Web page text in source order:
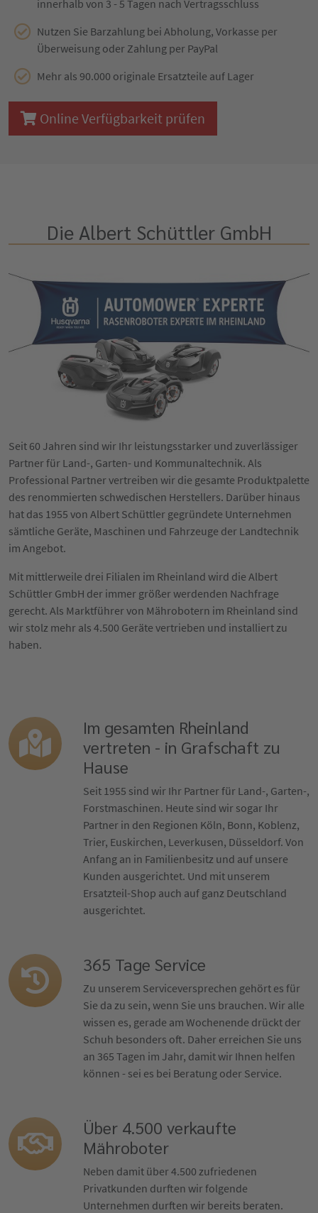
innerhalb von 3 - 5 Tagen nach Vertragsschluss
Nutzen Sie Barzahlung bei Abholung, Vorkasse per
Überweisung oder Zahlung per PayPal
Mehr als 90.000 originale Ersatzteile auf Lager
Online Verfügbarkeit prüfen
Die Albert Schüttler GmbH
Seit 60 Jahren sind wir Ihr leistungsstarker und zuverlässiger
Partner für Land-, Garten- und Kommunaltechnik. Als
Professional Partner vertreiben wir die gesamte Produktpalette
des renommierten schwedischen Herstellers. Darüber hinaus
hat das 1955 von Albert Schüttler gegründete Unternehmen
sämtliche Geräte, Maschinen und Fahrzeuge der Landtechnik
im Angebot.
Mit mittlerweile drei Filialen im Rheinland wird die Albert
Schüttler GmbH der immer größer werdenden Nachfrage
gerecht. Als Marktführer von Mährobotern im Rheinland sind
wir stolz mehr als 4.500 Geräte vertrieben und installiert zu
haben.
Im gesamten Rheinland
vertreten - in Grafschaft zu
Hause
Seit 1955 sind wir Ihr Partner für Land-, Garten-,
Forstmaschinen. Heute sind wir sogar Ihr
Partner in den Regionen Köln, Bonn, Koblenz,
Trier, Euskirchen, Leverkusen, Düsseldorf. Von
Anfang an in Familienbesitz und auf unsere
Kunden ausgerichtet. Und mit unserem
Ersatzteil-Shop auch auf ganz Deutschland
ausgerichtet.
365 Tage Service
Zu unserem Serviceversprechen gehört es für
Sie da zu sein, wenn Sie uns brauchen. Wir alle
wissen es, gerade am Wochenende drückt der
Schuh besonders oft. Daher erreichen Sie uns
an 365 Tagen im Jahr, damit wir Ihnen helfen
können - sei es bei Beratung oder Service.
Über 4.500 verkaufte
Mähroboter
Neben damit über 4.500 zufriedenen
Privatkunden durften wir folgende
Unternehmen durften wir bereits beraten.